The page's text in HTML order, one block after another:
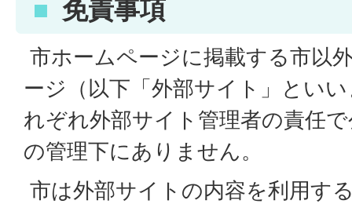
免責事項
市ホームページに掲載する市以
ージ（以下「外部サイト」とい
れぞれ外部サイト管理者の責任
の管理下にありません。
市は外部サイトの内容を利用す